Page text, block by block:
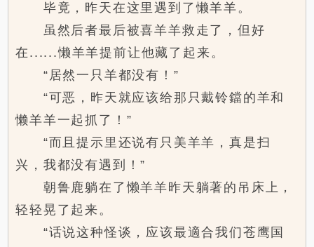
毕竟，昨天在这里遇到了懒羊羊。
虽然后者最后被喜羊羊救走了，但好
在......懒羊羊提前让他藏了起来。
“居然一只羊都没有！”
“可恶，昨天就应该给那只戴铃鐺的羊和
懒羊羊一起抓了！”
“而且提示里还说有只美羊羊，真是扫
兴，我都没有遇到！”
朝鲁鹿躺在了懒羊羊昨天躺著的吊床上，
轻轻晃了起来。
“话说这种怪谈，应该最適合我们苍鹰国